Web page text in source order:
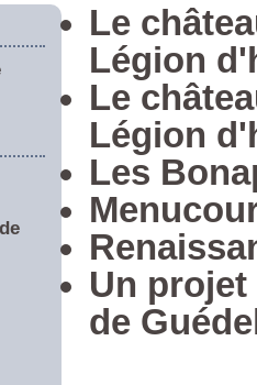
Le
Légion
Le
Légion
Les
Un
de